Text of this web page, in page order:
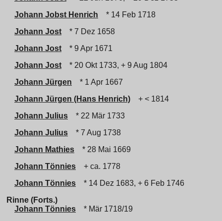
Johann Jobst Henrich
* 14 Feb 1718
Johann Jost
* 7 Dez 1658
Johann Jost
* 9 Apr 1671
Johann Jost
* 20 Okt 1733, + 9 Aug 1804
Johann Jürgen
* 1 Apr 1667
Johann Jürgen (Hans Henrich)
+ < 1814
Johann Julius
* 22 Mär 1733
Johann Julius
* 7 Aug 1738
Johann Mathies
* 28 Mai 1669
Johann Tönnies
+ ca. 1778
Johann Tönnies
* 14 Dez 1683, + 6 Feb 1746
Rinne (Forts.)
Johann Tönnies
* Mär 1718/19